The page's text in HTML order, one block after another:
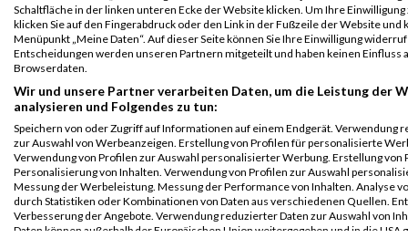
GmbH
B2Run Bremen
Einzelwertung
8121 Maximilian Jodeit 0000 GER
Zech
Group
B2Run Bremen
Teamwertung
männlich
8121 Maximilian Jodeit
Group
GmbH
B2Run Bremen
Teamwertung
mixed
8121 Maximilian Jodeit 0000 GER
Zech
Group
GmbH
Schaltfläche in der linken unteren Ecke der Website klicken. Um Ihre
klicken Sie auf den Fingerabdruck oder den Link in der Fußzeile der Website und
Menüpunkt „Meine Daten“. Auf dieser Seite können Sie Ihre Einwilligung
Entscheidungen werden unseren Partnern mitgeteilt und haben keinen Einfluss
Browserdaten.
Wir und unsere Partner verarbeiten Daten, um die Leistung der
analysieren und Folgendes zu tun:
Speichern von oder Zugriff auf Informationen auf einem Endgerät. Verwendung
zur Auswahl von Werbeanzeigen. Erstellung von Profilen für personalisierte
Verwendung von Profilen zur Auswahl personalisierter Werbung. Erstellung von
Personalisierung von Inhalten. Verwendung von Profilen zur Auswahl
Messung der Werbeleistung. Messung der Performance von Inhalten. Analyse
durch Statistiken oder Kombinationen von Daten aus verschiedenen Quellen.
Verbesserung der Angebote. Verwendung reduzierter Daten zur Auswahl von
Daten können außerhalb der Europäischen Union weitergegeben und in die USA